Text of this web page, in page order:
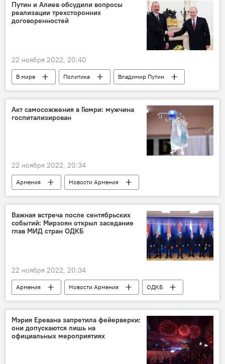
Путин и Алиев обсудили вопросы
реализации трехсторонних
договоренностей
22 ноября 2022, 20:40
В мире Политика
Владимир Путин
Ильхам Алиев
договоренность
Акт самосожжения в Гюмри: мужчина
госпитализирован
22 ноября 2022, 20:34
Армения
Новости Армения
Общество
самосожжение Гюмри
Важная встреча после сентябрьских
событий: Мирзоян открыл заседание
глав МИД стран ОДКБ
22 ноября 2022, 20:34
Армения Новости Армения
ОДКБ
Заседание
Мэрия Еревана запретила фейерверки:
они допускаются лишь на
официальных мероприятиях